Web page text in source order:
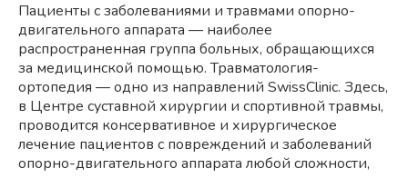
Пациенты с заболеваниями и травмами опорно-
двигательного аппарата — наиболее
распространенная группа больных, обращающихся
за медицинской помощью. Травматология-
ортопедия — одно из направлений SwissClinic. Здесь,
в Центре суставной хирургии и спортивной травмы,
проводится консервативное и хирургическое
лечение пациентов с повреждений и заболеваний
опорно-двигательного аппарата любой сложности,